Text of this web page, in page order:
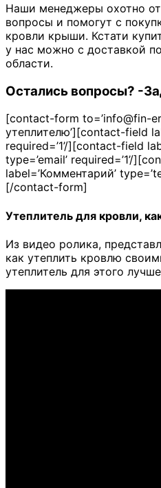
Наши менеджеры охотно
вопросы и помогут с
кровли крыши. Кстати
у нас можно с доставкой
области.
Остались вопросы? -
[contact-form to=’info@fin-
утеплителю’][contact-field
required=’1’/][contact-field
type=’email’ required=’1’/
label=’Комментарий’
[/contact-form]
Утеплитель для кровли,
Из видео ролика,
как утеплить кровлю
утеплитель для этого